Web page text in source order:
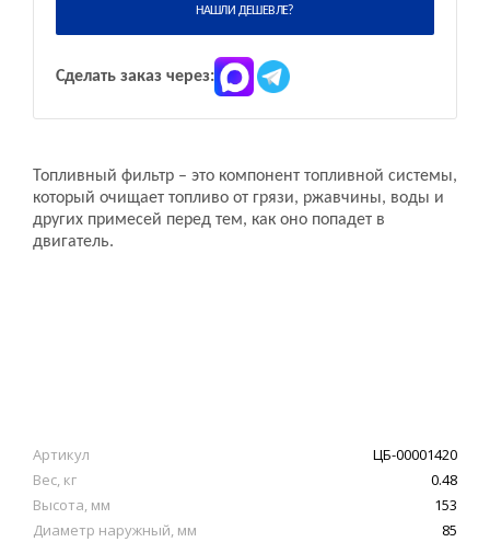
НАШЛИ ДЕШЕВЛЕ?
Сделать заказ через:
Топливный фильтр – это компонент топливной системы,
который очищает топливо от грязи, ржавчины, воды и
других примесей перед тем, как оно попадет в
двигатель.
Артикул
ЦБ-00001420
Вес, кг
0.48
Высота, мм
153
Диаметр наружный, мм
85